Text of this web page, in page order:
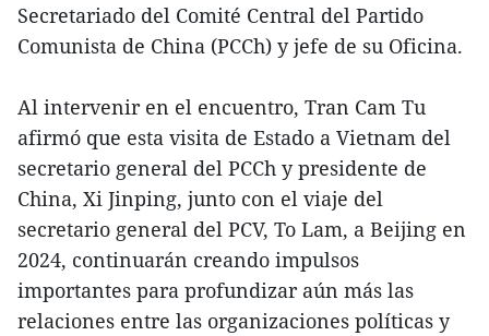
Secretariado del Comité Central del Partido
Comunista de China (PCCh) y jefe de su Oficina.
Al intervenir en el encuentro, Tran Cam Tu
afirmó que esta visita de Estado a Vietnam del
secretario general del PCCh y presidente de
China, Xi Jinping, junto con el viaje del
secretario general del PCV, To Lam, a Beijing en
2024, continuarán creando impulsos
importantes para profundizar aún más las
relaciones entre las organizaciones políticas y